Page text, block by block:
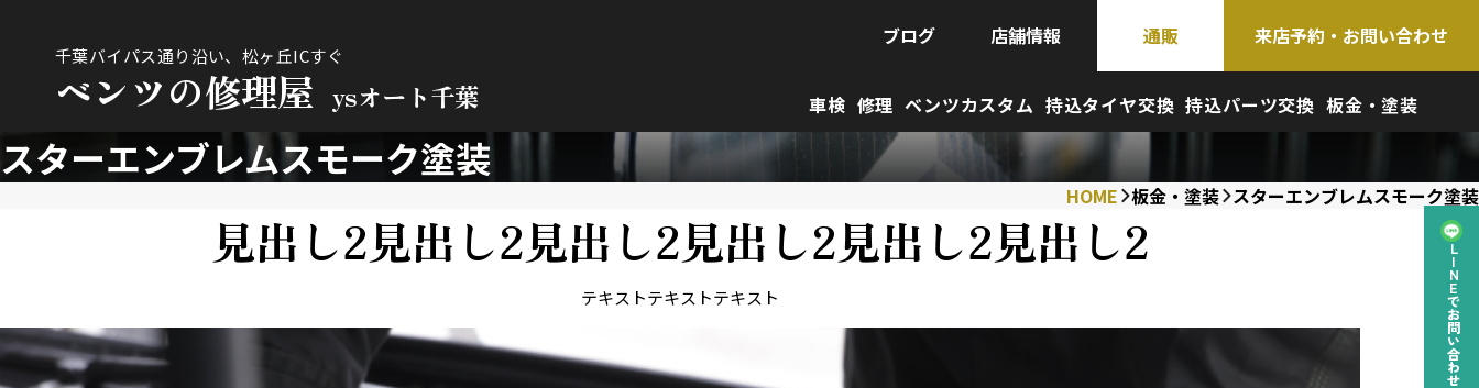
千葉バイパス通り沿い、松ヶ丘ICすぐ
ベンツの修理屋 ysオート千葉
ブログ 店舗情報 通販 来店予約・お問い合わせ
車検 修理 ベンツカスタム 持込タイヤ交換 持込パーツ交換 板金・塗装
LINEでお問い合わせ
スターエンブレムスモーク塗装
HOME 板金・塗装 スターエンブレムスモーク塗装
見出し2見出し2見出し2見出し2見出し2見出し2
テキストテキストテキスト